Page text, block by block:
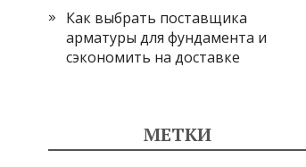
Как выбрать поставщика
арматуры для фундамента и
сэкономить на доставке
МЕТКИ